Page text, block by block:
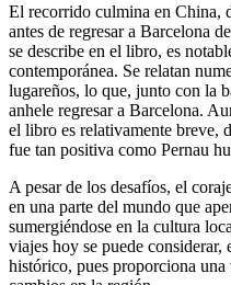
El recorrido culmina en China,
antes de regresar a Barcelona
se describe en el libro, es
contemporánea. Se relatan
lugareños, lo que, junto con la
anhele regresar a Barcelona.
el libro es relativamente breve,
fue tan positiva como Pernau
A pesar de los desafíos, el
en una parte del mundo que
sumergiéndose en la cultura
viajes hoy se puede
histórico, pues proporciona